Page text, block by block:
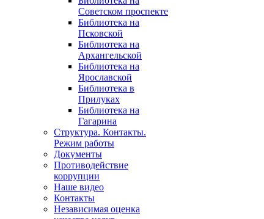
Советском проспекте
Библиотека на
Псковской
Библиотека на
Архангельской
Библиотека на
Ярославской
Библиотека в
Прилуках
Библиотека на
Гагарина
Структура. Контакты.
Режим работы
Документы
Противодействие
коррупции
Наше видео
Контакты
Независимая оценка